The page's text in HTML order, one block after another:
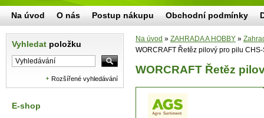
Vyhledat položku
Rozšířené vyhledávání
E-shop
Na úvod » ZAHRADA A HOBBY »
WORCRAFT Řetěz pilový pro pilu
WORCRAFT Řetěz
Na úvod O nás Postup nákupu Obchodní podmínky